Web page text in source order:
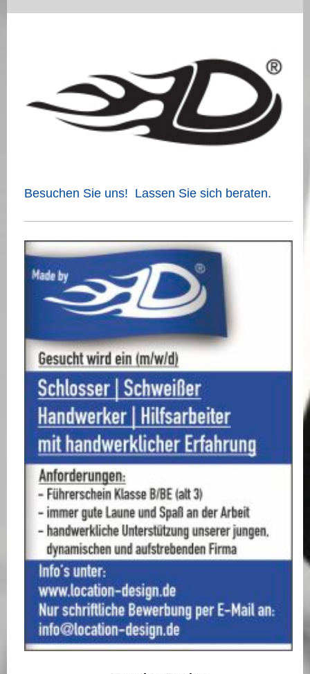
Besuchen Sie uns! Lassen Sie sich beraten.